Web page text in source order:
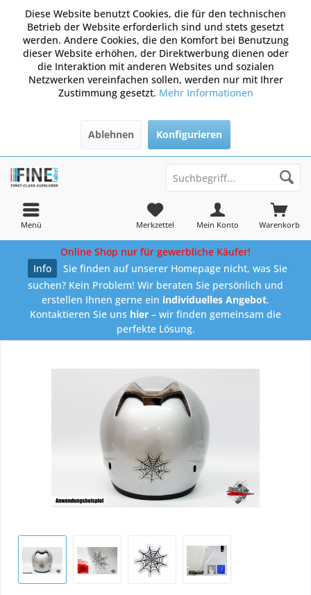
Diese Website benutzt Cookies, die für den technischen
Betrieb der Website erforderlich sind und stets gesetzt
werden. Andere Cookies, die den Komfort bei Benutzung
dieser Website erhöhen, der Direktwerbung dienen oder
die Interaktion mit anderen Websites und sozialen
Netzwerken vereinfachen sollen, werden nur mit Ihrer
Zustimmung gesetzt. Mehr Informationen
Ablehnen Konfigurieren
Warenkorb
Merkzettel Mein Konto
Menü
Online Shop nur für gewerbliche Käufer!
Info
Sie finden auf unserer Homepage nicht, was Sie
suchen? Kein Problem! Wir beraten Sie persönlich und
erstellen Ihnen gerne ein individuelles Angebot.
Kontaktieren Sie uns hier – wir finden gemeinsam die
perfekte Lösung.